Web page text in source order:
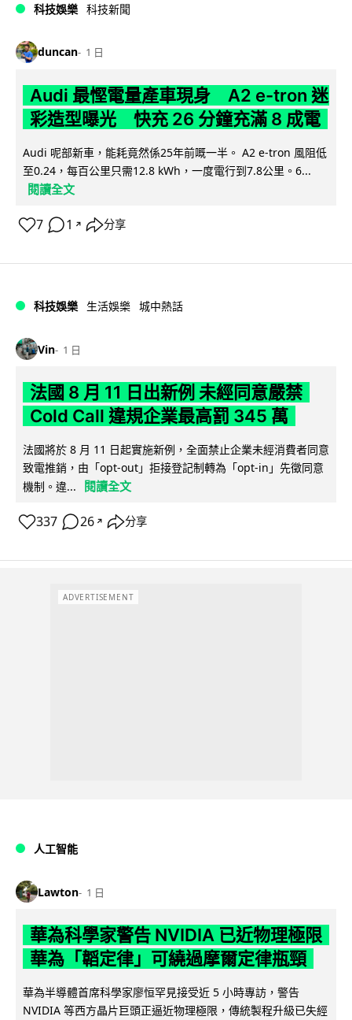
科技娛樂 科技新聞
duncan 1 日
Audi 最慳電量產車現身 A2 e-tron 迷
彩造型曝光 快充 26 分鐘充滿 8 成電
Audi 呢部新車，能耗竟然係25年前嘅一半。 A2 e-tron 風阻低
至0.24，每百公里只需12.8 kWh，一度電行到7.8公里。6...
閱讀全文
7 1 ↗ 分享
科技娛樂 生活娛樂 城中熱話
Vin 1 日
法國 8 月 11 日出新例 未經同意嚴禁
Cold Call 違規企業最高罰 345 萬
法國將於 8 月 11 日起實施新例，全面禁止企業未經消費者同意
致電推銷，由「opt-out」拒接登記制轉為「opt-in」先徵同意
機制。違...
閱讀全文
337 26 ↗ 分享
ADVERTISEMENT
人工智能
Lawton 1 日
華為科學家警告 NVIDIA 已近物理極限
華為「韜定律」可繞過摩爾定律瓶頸
華為半導體首席科學家廖恒罕見接受近 5 小時專訪，警告
NVIDIA 等西方晶片巨頭正逼近物理極限，傳統製程升級已失經